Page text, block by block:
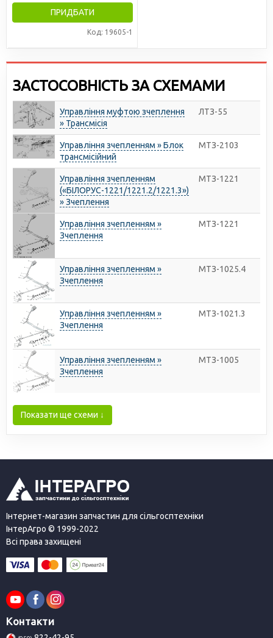
ПРИДБАТИ
Код: 19605-1
ЗАСТОСОВНІСТЬ ЗА СХЕМАМИ
Управління муфтою зчеплення
» Трансмісія
ЛТЗ-55
Управління зчепленням » Блок
трансмісійний
МТЗ-2103
Управління зчепленням
(«БІЛОРУС-1221/1221.2/1221.3»)
» Зчеплення
МТЗ-1221
Управління зчепленням »
Зчеплення
МТЗ-1221
Управління зчепленням »
Зчеплення
МТЗ-1025.4
Управління зчепленням »
Зчеплення
МТЗ-1021.3
Управління зчепленням »
Зчеплення
МТЗ-1005
Показати ще схеми ↓
Інтернет-магазин запчастин для сільгосптехніки
ІнтерАгро © 1999-2022
Всі права захищені
Контакти